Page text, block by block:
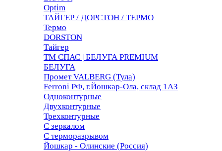
Optim
ТАЙГЕР / ДОРСТОН / ТЕРМО
Термо
DORSTON
Тайгер
ТМ СПАС | БЕЛУГА PREMIUM
БЕЛУГА
Промет VALBERG (Тула)
Ferroni РФ, г.Йошкар-Ола, склад 1АЗ
Одноконтурные
Двухконтурные
Трехконтурные
С зеркалом
С терморазрывом
Йошкар - Олинские (Россия)